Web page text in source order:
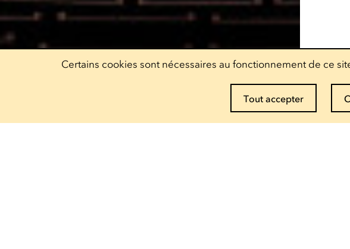
Certains cookies sont nécessaires au fonctionnement de ce
Tout accepter